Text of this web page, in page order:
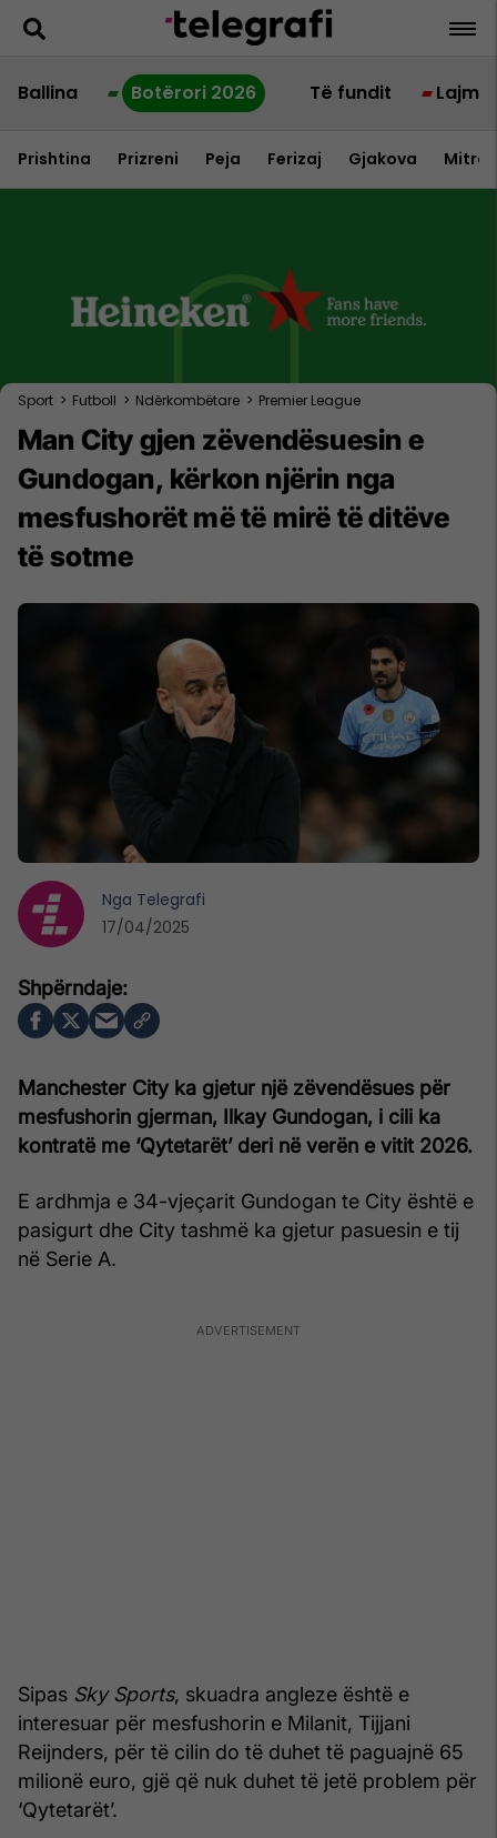
Ballina Botërori 2026 Të fundit Lajme
Prishtina Prizreni Peja Ferizaj Gjakova
Sport > Futboll > Ndërkombëtare > Premier League
Man City gjen zëvendësuesin e
Gundogan, kërkon njërin nga
mesfushorët më të mirë të ditëve
të sotme
Manchester City ka gjetur një zëvendësues për
mesfushorin gjerman, Ilkay Gundogan, i cili ka
kontratë me ‘Qytetarët’ deri në verën e vitit 2026.
E ardhmja e 34-vjeçarit Gundogan te City është e
pasigurt dhe City tashmë ka gjetur pasuesin e tij
në Serie A.
Sipas Sky Sports, skuadra angleze është e
interesuar për mesfushorin e Milanit, Tijjani
Reijnders, për të cilin do të duhet të paguajnë 65
milionë euro, gjë që nuk duhet të jetë problem për
‘Qytetarët’.
Nga Telegrafi
17/04/2025